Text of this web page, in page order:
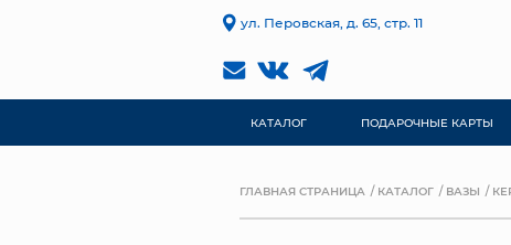
ул. Перовская, д. 65, стр. 11
КАТАЛОГ ПОДАРОЧНЫЕ КАРТЫ
ГЛАВНАЯ СТРАНИЦА КАТАЛОГ ВАЗЫ